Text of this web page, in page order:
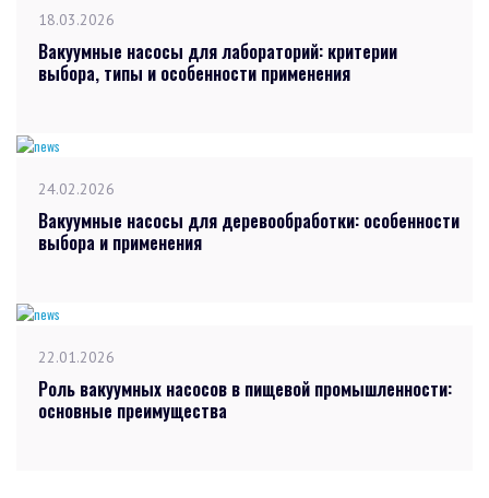
18.03.2026
Вакуумные насосы для лабораторий: критерии
выбора, типы и особенности применения
24.02.2026
Вакуумные насосы для деревообработки: особенности
выбора и применения
22.01.2026
Роль вакуумных насосов в пищевой промышленности:
основные преимущества